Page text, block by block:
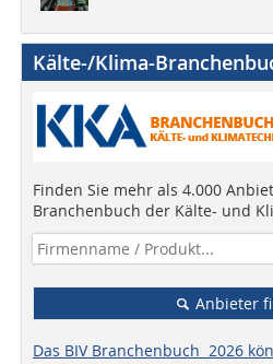
Kälte-/Klima-
Finden Sie mehr als 4.000
Branchenbuch der Kälte- und
Anbieter
Das BIV Branchenbuch 2026